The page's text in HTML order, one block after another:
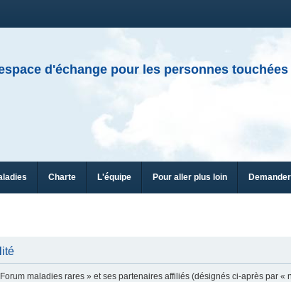
d'échange pour les personnes
Charte L'équipe Pour aller plus loin
maladies rares » et ses partenaires affiliés (désignés ci-après par «